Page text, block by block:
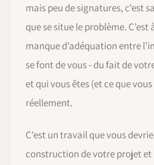
mais peu de signatures, c'est
que se situe le problème. C’est
manque d’adéquation entre
se font de vous - du fait de
et qui vous êtes (et ce que
réellement.
C'est un travail que vous
construction de votre projet